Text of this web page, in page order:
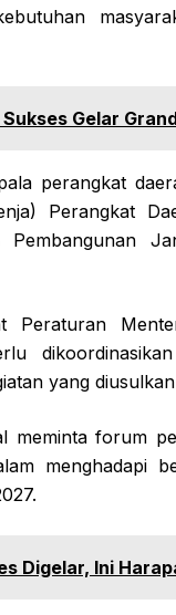
Gelar
perangkat
Perangkat
Pembangunan
Peraturan
yang
meminta forum
menghadapi
Digelar, Ini